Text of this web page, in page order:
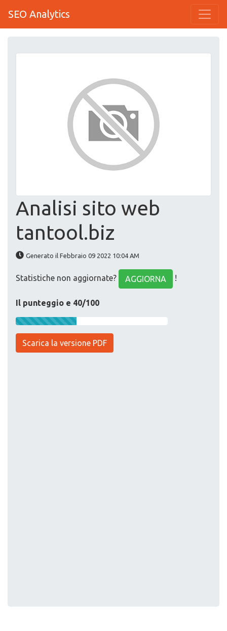
SEO Analytics
Analisi sito web
tantool.biz
Generato il Febbraio 09 2022 10:04 AM
Statistiche non aggiornate? AGGIORNA !
Il punteggio e 40/100
Scarica la versione PDF